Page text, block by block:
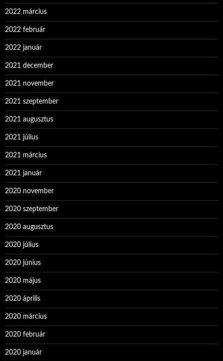
2022 március
2022 február
2022 január
2021 december
2021 november
2021 szeptember
2021 augusztus
2021 július
2021 március
2021 január
2020 november
2020 szeptember
2020 augusztus
2020 július
2020 június
2020 május
2020 április
2020 március
2020 február
2020 január